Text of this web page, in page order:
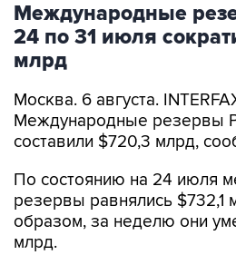
Международные
24 по 31 июля
млрд
Москва. 6 августа.
Международные резервы
составили $720,3 млрд,
По состоянию на 24 июля
резервы равнялись $732,1
образом, за неделю они
млрд.